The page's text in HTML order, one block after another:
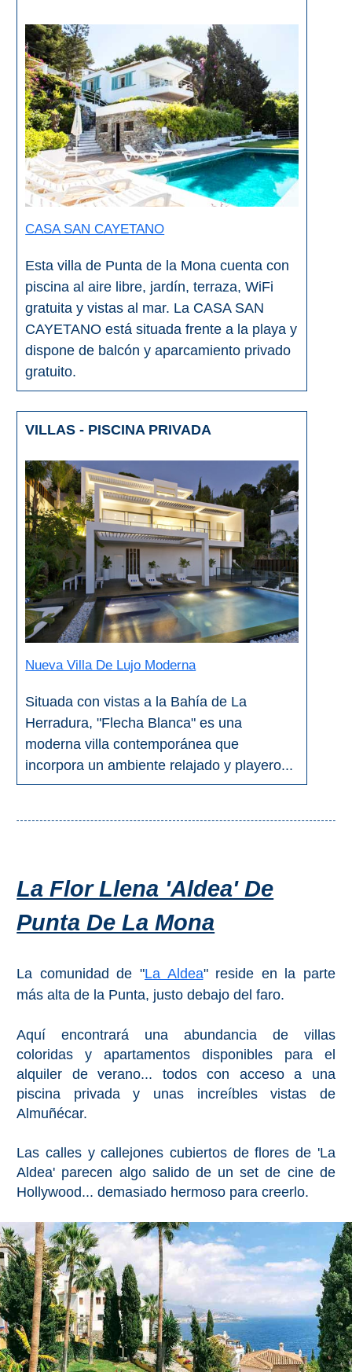
CASA SAN CAYETANO
Esta villa de Punta de la Mona cuenta con
piscina al aire libre, jardín, terraza, WiFi
gratuita y vistas al mar. La CASA SAN
CAYETANO está situada frente a la playa y
dispone de balcón y aparcamiento privado
gratuito.
VILLAS - PISCINA PRIVADA
Nueva Villa De Lujo Moderna
Situada con vistas a la Bahía de La
Herradura, "Flecha Blanca" es una
moderna villa contemporánea que
incorpora un ambiente relajado y playero...
La Flor Llena 'Aldea' De
Punta De La Mona
La comunidad de "La Aldea" reside en la parte
más alta de la Punta, justo debajo del faro.
Aquí encontrará una abundancia de villas
coloridas y apartamentos disponibles para el
alquiler de verano... todos con acceso a una
piscina privada y unas increíbles vistas de
Almuñécar.
Las calles y callejones cubiertos de flores de 'La
Aldea' parecen algo salido de un set de cine de
Hollywood... demasiado hermoso para creerlo.